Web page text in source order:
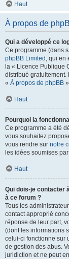
Haut
À propos de
Qui a développé ce
Ce programme (dans
phpBB Limited , qui en
la « Licence Publique
distribué gratuitement.
« À propos de phpBB
Haut
Pourquoi la
Ce programme a été
vous souhaitez
vous rendre sur notre
les idées soumises
Haut
Qui dois-je contacter
à ce forum ?
Tous les
contact approprié
réponse de leur part,
(dont les informations
celui-ci fonctionne sur
de gestion des abus.
juridiction et ne peut